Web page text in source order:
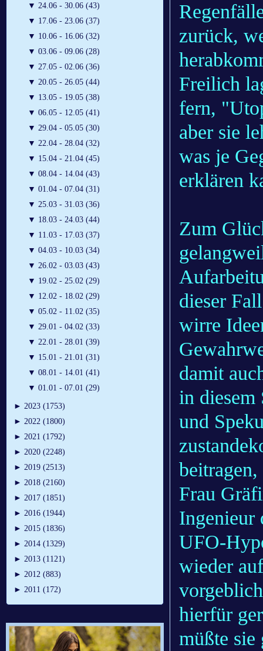
▼ 24.06 - 30.06 (43)
▼ 17.06 - 23.06 (37)
▼ 10.06 - 16.06 (32)
▼ 03.06 - 09.06 (28)
▼ 27.05 - 02.06 (36)
▼ 20.05 - 26.05 (44)
▼ 13.05 - 19.05 (38)
▼ 06.05 - 12.05 (41)
▼ 29.04 - 05.05 (30)
▼ 22.04 - 28.04 (32)
▼ 15.04 - 21.04 (45)
▼ 08.04 - 14.04 (43)
▼ 01.04 - 07.04 (31)
▼ 25.03 - 31.03 (36)
▼ 18.03 - 24.03 (44)
▼ 11.03 - 17.03 (37)
▼ 04.03 - 10.03 (34)
▼ 26.02 - 03.03 (43)
▼ 19.02 - 25.02 (29)
▼ 12.02 - 18.02 (29)
▼ 05.02 - 11.02 (35)
▼ 29.01 - 04.02 (33)
▼ 22.01 - 28.01 (39)
▼ 15.01 - 21.01 (31)
▼ 08.01 - 14.01 (41)
▼ 01.01 - 07.01 (29)
► 2023 (1753)
► 2022 (1800)
► 2021 (1792)
► 2020 (2248)
► 2019 (2513)
► 2018 (2160)
► 2017 (1851)
► 2016 (1944)
► 2015 (1836)
► 2014 (1329)
► 2013 (1121)
► 2012 (883)
► 2011 (172)
zurück,
Freilich
fern,
aber sie
was je
erklären
Zum
dieser
wirre
damit
in diesem
und
Frau
Ingenieur
UFO-
wieder
hierfür
müßte sie